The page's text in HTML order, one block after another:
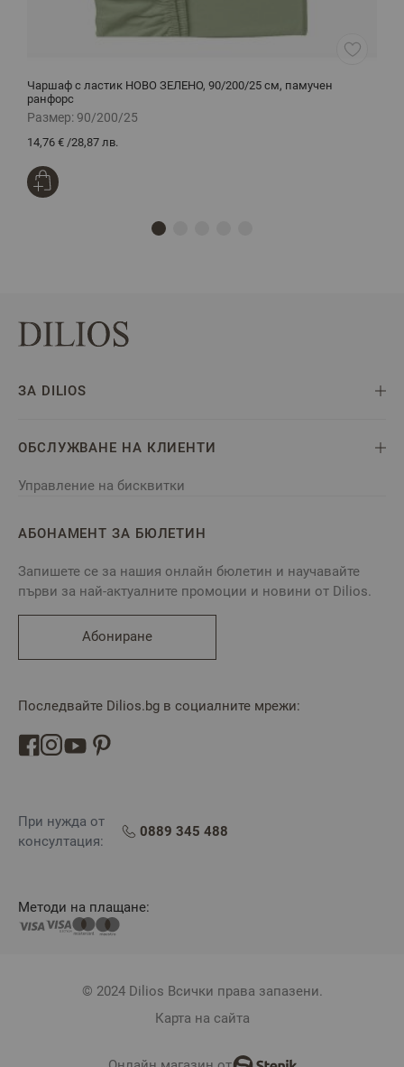
Чаршаф с ластик НОВО ЗЕЛЕНО, 90/200/25 см, памучен
ранфорс
Размер: 90/200/25
14,76 € /28,87 лв.
ЗА DILIOS
ОБСЛУЖВАНЕ НА КЛИЕНТИ
Управление на бисквитки
АБОНАМЕНТ ЗА БЮЛЕТИН
Запишете се за нашия онлайн бюлетин и научавайте
първи за най-актуалните промоции и новини от Dilios.
Абониране
Последвайте Dilios.bg в социалните мрежи:
При нужда от
консултация:
0889 345 488
Методи на плащане:
© 2024 Dilios Всички права запазени.
Карта на сайта